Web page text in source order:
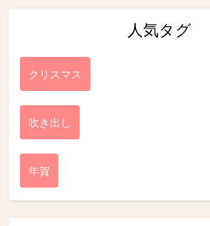
人気タグ
クリスマス
吹き出し
年賀